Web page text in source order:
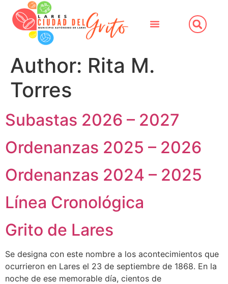
Author: Rita M.
Torres
Subastas 2026 – 2027
Ordenanzas 2025 – 2026
Ordenanzas 2024 – 2025
Línea Cronológica
Grito de Lares
Se designa con este nombre a los acontecimientos que
ocurrieron en Lares el 23 de septiembre de 1868. En la
noche de ese memorable día, cientos de